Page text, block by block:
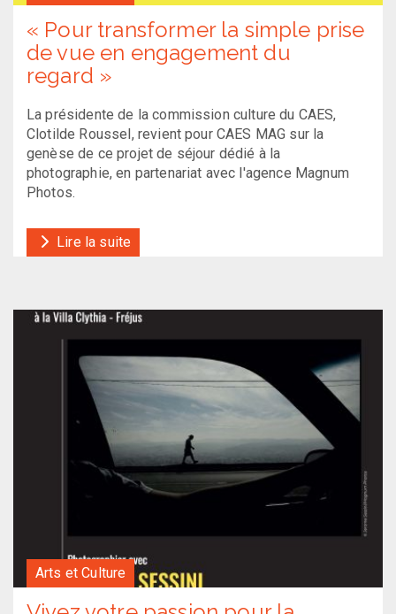
« Pour transformer la simple prise
de vue en engagement du
regard »
La présidente de la commission culture du CAES,
Clotilde Roussel, revient pour CAES MAG sur la
genèse de ce projet de séjour dédié à la
photographie, en partenariat avec l'agence Magnum
Photos.
Lire la suite
Arts et Culture